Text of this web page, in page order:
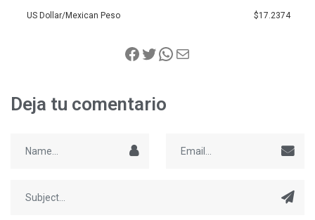
US Dollar/Mexican Peso $17.2374
Deja tu comentario